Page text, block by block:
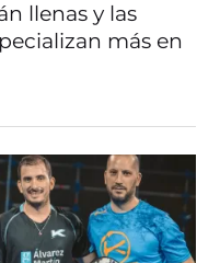
llenas y las
más en